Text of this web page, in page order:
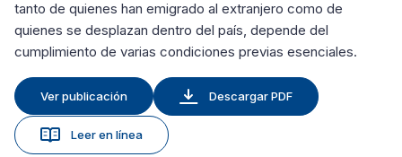
tanto de quienes han emigrado al extranjero como de
quienes se desplazan dentro del país, depende del
cumplimiento de varias condiciones previas esenciales.
Ver publicación Descargar PDF
Leer en línea